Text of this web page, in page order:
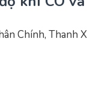
Chính, Thanh